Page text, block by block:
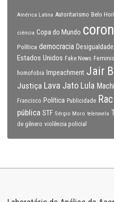
América Latina Autoritarismo Belo
ciência Copa do Mundo
Política democracia
Estados Unidos Fake News
homofobia Impeachment Jair
Justiça Lava Jato Lula
Francisco Política Publicidade
pública STF Sérgio Moro telenovela
de gênero violência policial